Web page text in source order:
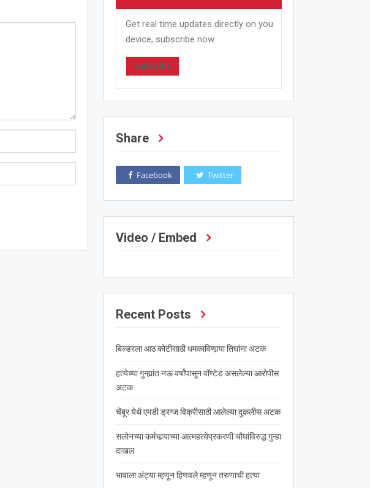
Get real time updates directly on you
device, subscribe now.
Subscribe
Share
Facebook Twitter
Video / Embed
Recent Posts
बिल्डरला आठ कोटीसाठी धमकाविणार्‍या तिघांना अटक
हत्येच्या गुन्ह्यांत नऊ वर्षांपासून वॉण्टेड असलेल्या आरोपीस
अटक
चेंबूर येथै एमडी ड्रग्ज विक्रीसाठी आलेल्या दुकलीस अटक
सलोनच्या कर्मचार्‍याच्या आत्महत्येप्रकरणी चौघांविरुद्ध गुन्हा
दाखल
भावाला अंट्या म्हणून हिणवले म्हणून तरुणाची हत्या